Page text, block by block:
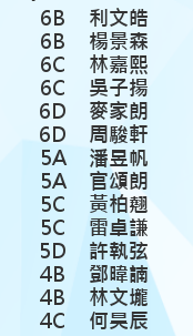
6B
利文皓
6B
楊景森
6C
林嘉熙
6C
吳子揚
6D
麥家朗
6D
周駿軒
5A
潘昱帆
5A
官頌朗
5C
黃柏翹
5C
雷卓謙
5D
許執弦
4B
鄧暐諵
4B
林文壠
4C
何昊辰